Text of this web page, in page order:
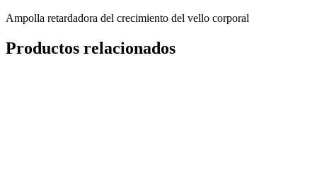
Ampolla retardadora del crecimiento del vello corporal
Productos relacionados